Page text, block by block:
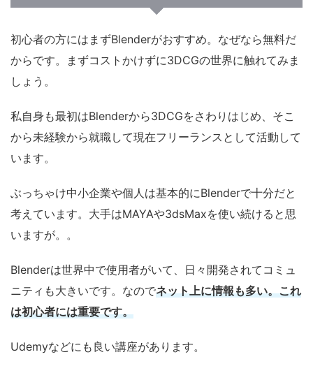
初心者の方にはまずBlenderがおすすめ。なぜなら無料だ
からです。まずコストかけずに3DCGの世界に触れてみま
しょう。
私自身も最初はBlenderから3DCGをさわりはじめ、そこ
から未経験から就職して現在フリーランスとして活動して
います。
ぶっちゃけ中小企業や個人は基本的にBlenderで十分だと
考えています。大手はMAYAや3dsMaxを使い続けると思
いますが。。
Blenderは世界中で使用者がいて、日々開発されてコミュ
ニティも大きいです。なのでネット上に情報も多い。これ
は初心者には重要です。
Udemyなどにも良い講座があります。